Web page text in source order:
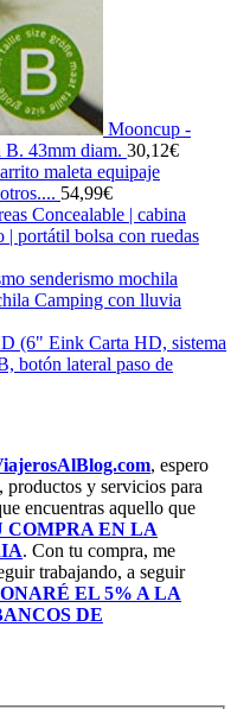
Mooncup -
43mm diam. 30,12€
maleta equipaje
54,99€
Concealable | cabina
| portátil bolsa con ruedas
senderismo mochila
Camping con lluvia
(6" Eink Carta HD, sistema
botón lateral paso de
, espero
productos y servicios para
encuentras aquello que
COMPRA EN LA
. Con tu compra, me
trabajando, a seguir
EL 5% A LA
DE